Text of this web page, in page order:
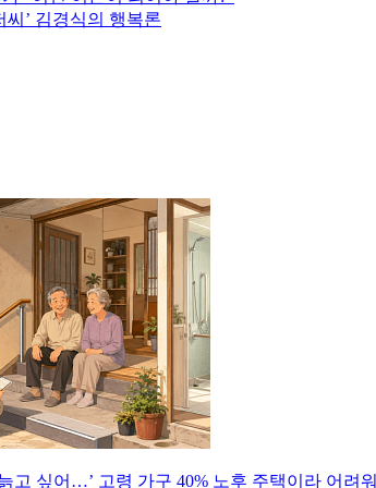
씨’ 김경식의 행복론
고 싶어…’ 고령 가구 40% 노후 주택이라 어려워